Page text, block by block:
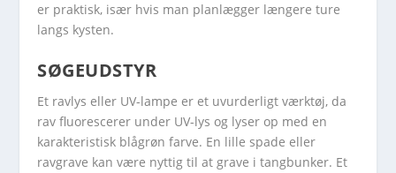
er praktisk, især hvis man planlægger længere ture
langs kysten.
SØGEUDSTYR
Et ravlys eller UV-lampe er et uvurderligt værktøj, da
rav fluorescerer under UV-lys og lyser op med en
karakteristisk blågrøn farve. En lille spade eller
ravgrave kan være nyttig til at grave i tangbunker. Et